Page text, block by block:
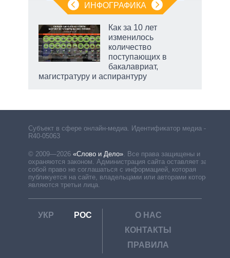
ИНФОГРАФИКА
Как за 10 лет
изменилось
количество
поступающих в
бакалавриат,
магистратуру и аспирантуру
Субъект в сфере онлайн-медиа. Идентификатор медиа –
R40-05063
© 2009—2026 «Слово и Дело» Все права защищены и
охраняются законом. Администрация сайта оставляет за
собой право не соглашаться с информацией, которая
публикуется на сайте, владельцами или авторами которой
являются третьи лица.
УКР РОС
О НАС
КОНТАКТЫ
ПРАВИЛА